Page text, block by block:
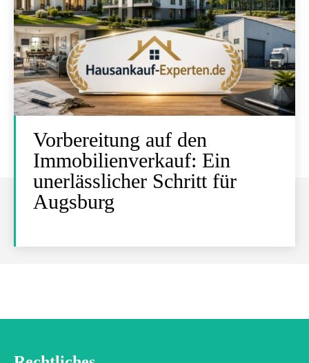
Vorbereitung auf den
Immobilienverkauf: Ein
unerlässlicher Schritt für
Augsburg